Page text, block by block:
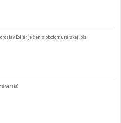
Kollár je člen slobodomurárskej lóže
verzia)